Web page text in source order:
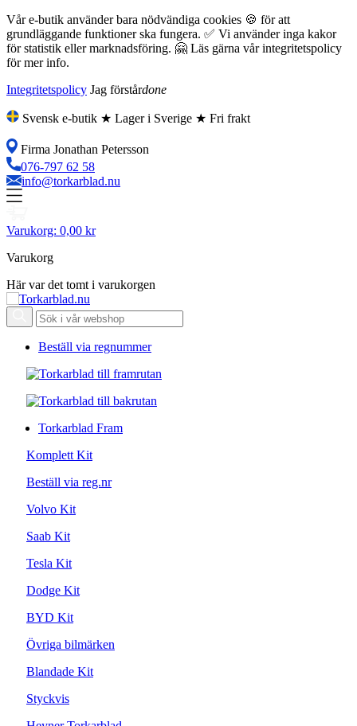
Vår e-butik använder bara nödvändiga cookies 🍪 för att
grundläggande funktioner ska fungera. ✅ Vi använder inga kakor
för statistik eller marknadsföring. 🤗 Läs gärna vår integritetspolicy
för mer info.
Integritetspolicy Jag förstårdone
Svensk e-butik ★ Lager i Sverige ★ Fri frakt
Firma Jonathan Petersson
076-797 62 58
info@torkarblad.nu
Varukorg: 0,00 kr
Varukorg
Här var det tomt i varukorgen
Beställ via regnummer
Torkarblad Fram
Komplett Kit
Beställ via reg.nr
Volvo Kit
Saab Kit
Tesla Kit
Dodge Kit
BYD Kit
Övriga bilmärken
Blandade Kit
Styckvis